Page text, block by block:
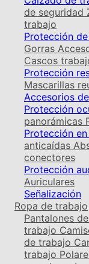
de seguridad
trabajo
Protección
Gorras
Cascos
Protección
Mascarillas
Accesorios
Protección
panorámicas
Protección
anticaídas
conectores
Protección
Auriculares
Señalización
Ropa de trabajo
Pantalones
trabajo
de trabajo
trabajo